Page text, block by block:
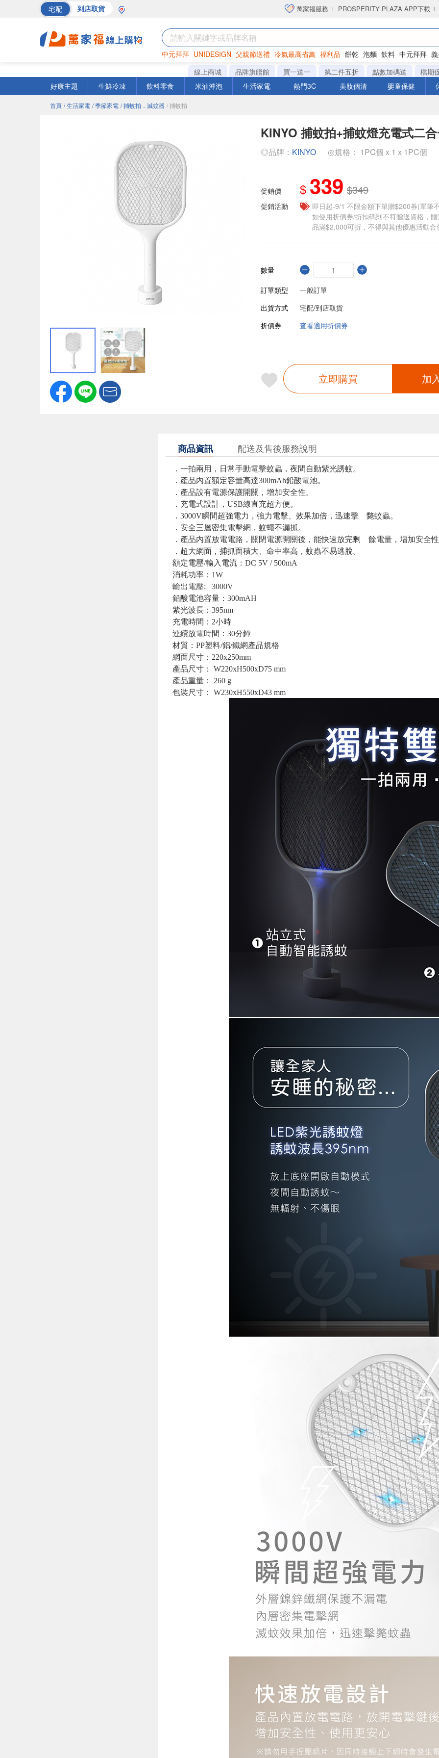
宅配 到店取貨 萬家福服務 PROSPERITY PLAZA APP下載
中元拜拜 UNIDESIGN 父親節送禮 冷氣最高省萬 福利品 餅乾 泡麵 飲料 中元拜拜
罐頭 海苔 洋芋片
線上商城 品牌旗艦館 買一送一 第二件五折 點數加碼送
檔期
好康主題
生鮮冷凍 飲料零食 米油沖泡 生活家電 熱門3C 美妝個清 嬰童保健
首頁 / 生活家電 / 季節家電 / 捕蚊拍．滅蚊器 / 捕蚊拍
KINYO 捕蚊拍+捕蚊燈充電式二
◎品牌： KINYO ◎規格： 1PC個 x 1 x 1PC個
促銷價 $ 339 $349
促銷活動
即日起-9/1 不限金額下單贈$200券(單筆
如使用折價券/折扣碼則不符贈送資格，
品滿$2,000可折，不得與其他優惠活動合
數量
訂單類型
一般訂單
出貨方式
宅配/到店取貨
折價券
查看適用折價券
立即購買 加
商品資訊 配送及售後服務說明
．一拍兩用，日常手動電擊蚊蟲，夜間自動紫光誘蚊。
．產品內置額定容量高達300mAh鉛酸電池。
．產品設有電源保護開關，增加安全性。
．充電式設計，USB線直充超方便。
．3000V瞬間超強電力，強力電擊、效果加倍，迅速擊 斃蚊蟲。
．安全三層密集電擊網，蚊蠅不漏抓。
．產品內置放電電路，關閉電源開關後，能快速放完剩 餘電量，增加安全
．超大網面，捕抓面積大、命中率高，蚊蟲不易逃脫。
額定電壓/輸入電流：DC 5V / 500mA
消耗功率：1W
輸出電壓: 3000V
鉛酸電池容量：300mAH
紫光波長：395nm
充電時間：2小時
連續放電時間：30分鐘
材質：PP塑料/鋁/鐵網產品規格
網面尺寸：220x250mm
產品尺寸： W220xH500xD75 mm
產品重量： 260 g
包裝尺寸： W230xH550xD43 mm